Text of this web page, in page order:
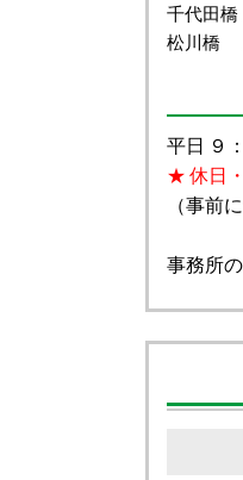
千代田橋
松川橋
平日 ９
★ 休日
（事前
事務所